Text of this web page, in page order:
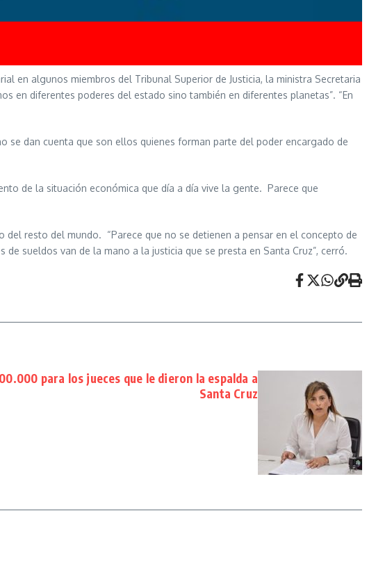
en algunos miembros del Tribunal Superior de Justicia, la ministra Secretaria
en diferentes poderes del estado sino también en diferentes planetas”. “En
dan cuenta que son ellos quienes forman parte del poder encargado de
de la situación económica que día a día vive la gente. Parece que
resto del mundo. “Parece que no se detienen a pensar en el concepto de
sueldos van de la mano a la justicia que se presta en Santa Cruz”, cerró.
para los jueces que le dieron la espalda a
Santa Cruz